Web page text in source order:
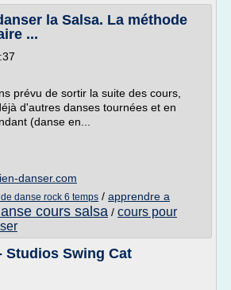
la Salsa. La méthode
...
prévu de sortir la suite des cours,
d'autres danses tournées et en
(danse en...
danser.com
danse rock 6 temps / apprendre a
cours salsa / cours pour
Studios Swing Cat